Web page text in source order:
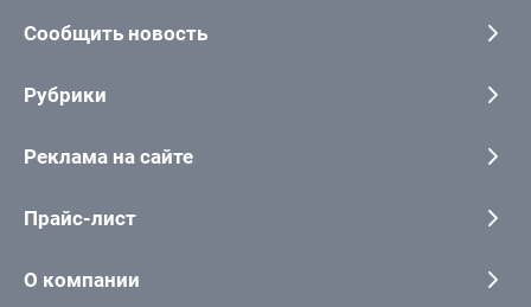
Сообщить новость
Рубрики
Реклама на сайте
Прайс-лист
О компании